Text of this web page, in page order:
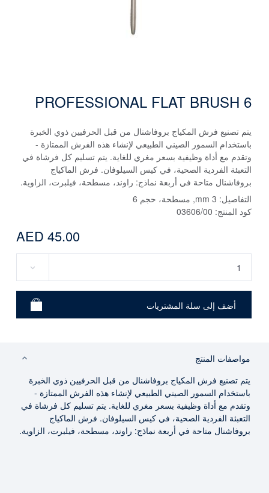
PROFESSIONAL FLAT BRUSH 6
يتم تصنيع فرش المكياج بروفاشنال من قبل الحرفيين ذوي الخبرة
باستخدام السمور الصيني الطبيعي لإنشاء هذه الفرش الممتازة -
وتقدم مع أداة وظيفية بسعر مغري للغاية. يتم تسليم كل فرشاة في
التعبئة الفردية الصحية، في كيس السيلوفان. فرش الماكياج
بروفاشنال متاحة في أربعة نماذج: راوند، مسطحة، فيلبرت، الزاوية.
التفاصيل: 3 mm, مسطحة، حجم 6
كود المنتج: 03606/00
AED 45.00
مواصفات المنتج
يتم تصنيع فرش المكياج بروفاشنال من قبل الحرفيين ذوي الخبرة
باستخدام السمور الصيني الطبيعي لإنشاء هذه الفرش الممتازة -
وتقدم مع أداة وظيفية بسعر مغري للغاية. يتم تسليم كل فرشاة في
التعبئة الفردية الصحية، في كيس السيلوفان. فرش الماكياج
بروفاشنال متاحة في أربعة نماذج: راوند، مسطحة، فيلبرت، الزاوية.